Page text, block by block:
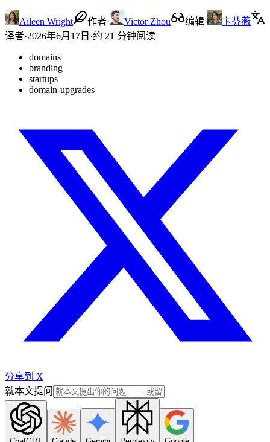
Aileen Wright 作者· Victor Zhou 编辑·
卞芬薇
译者·2026年6月17日 ·约 21 分钟阅读
domains
branding
startups
domain-upgrades
分享到 X
就本文提问